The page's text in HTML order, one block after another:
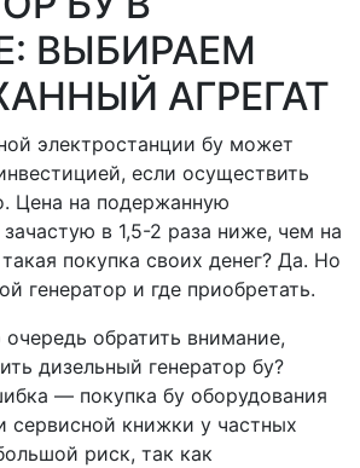
ВЫБИРАЕМ
АГРЕГАТ
электростанции бу может
если осуществить
Цена на подержанную
в 1,5-2 раза ниже, чем на
покупка своих денег? Да. Но
генератор и где приобретать.
обратить внимание,
дизельный генератор бу?
— покупка бу оборудования
сервисной книжки у частных
риск, так как